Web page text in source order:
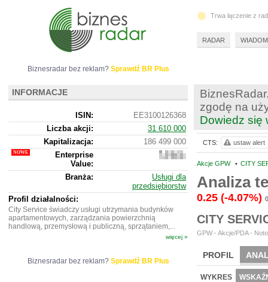
zgodę na
Dowiedz się
Akcje GPW • CITY
Analiza
0.25 (-4.07%)
CITY
GPW - Akcje/PDA -
PROFIL
BR LAB
WYKRES
CTS: ustaw alert
Biznesradar bez reklam? Sprawdź BR Plus
INFORMACJE
ISIN:
EE3100126368
Liczba akcji:
31 610 000
Kapitalizacja:
186 499 000
Enterprise
Value:
282
663
Branża:
Usługi dla
przedsiębiorstw
Profil działalności:
City Service świadczy usługi utrzymania budynków
apartamentowych, zarządzania powierzchnią
handlową, przemysłową i publiczną, sprzątaniem,...
więcej »
Biznesradar bez reklam? Sprawdź BR Plus
Trwa łączenie z
RADAR